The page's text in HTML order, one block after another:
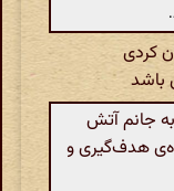
کردی
باشد
جانم آتش
هدف‌گیری و